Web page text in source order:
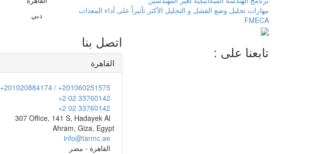
مهارات تحليل وضع الفشل و التحليل الأكثر تأثيراً على أداء المعدات
FMECA
دبي
تابعنا على :
اتصل بنا
القاهرة
+201020884174 / +201060251575
+2 02 33760142
+2 02 33760142
307 Office, 141 S, Hadayek Al
Ahram, Giza, Egypt
info@tarmc.ae
القاهرة - مصر